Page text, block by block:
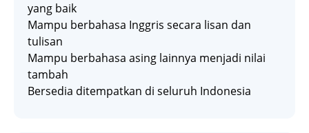
yang baik
Mampu berbahasa Inggris secara lisan dan
tulisan
Mampu berbahasa asing lainnya menjadi nilai
tambah
Bersedia ditempatkan di seluruh Indonesia